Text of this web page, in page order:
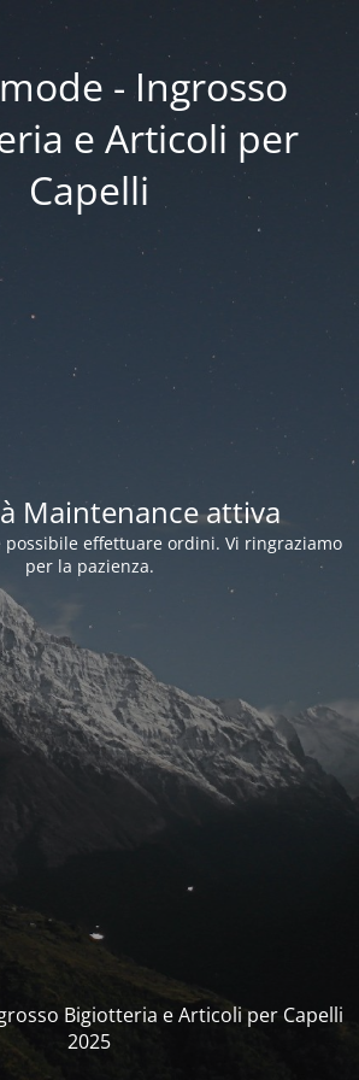
- Ingrosso
e Articoli per
Capelli
Maintenance attiva
possibile effettuare ordini. Vi ringraziamo
per la pazienza.
Bigiotteria e Articoli per Capelli
2025